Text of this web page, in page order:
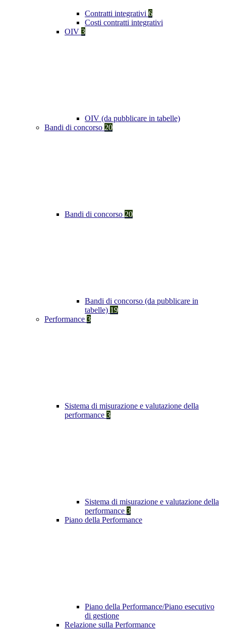
Contratti integrativi 6
Costi contratti integrativi
OIV 3
OIV (da pubblicare in tabelle)
Bandi di concorso 20
Bandi di concorso 20
Bandi di concorso (da pubblicare in
tabelle) 19
Performance 3
Sistema di misurazione e valutazione della
performance 3
Sistema di misurazione e valutazione della
performance 3
Piano della Performance
Piano della Performance/Piano esecutivo
di gestione
Relazione sulla Performance